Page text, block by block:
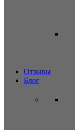
Отзывы
Блог